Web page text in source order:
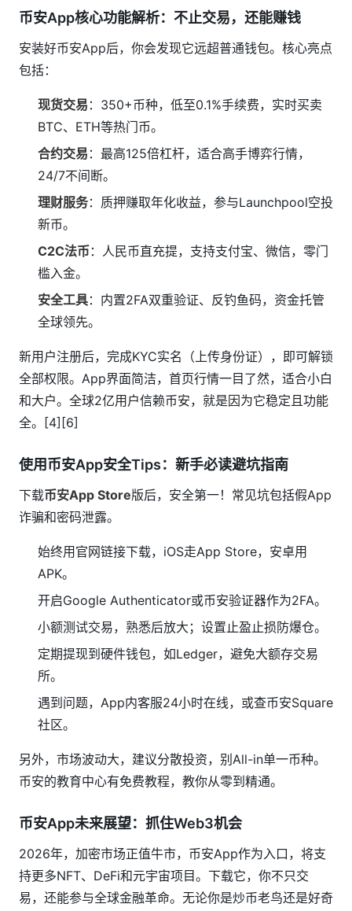
币安App核心功能解析：不止交易，还能赚钱
安装好币安App后，你会发现它远超普通钱包。核心亮点
包括：
现货交易 ：350+币种，低至0.1%手续费，实时买卖
BTC、ETH等热门币。
合约交易 ：最高125倍杠杆，适合高手博弈行情，
24/7不间断。
理财服务：质押赚取年化收益，参与Launchpool空投
新币。
C2C法币：人民币直充提，支持支付宝、微信，零门
槛入金。
安全工具：内置2FA双重验证、反钓鱼码，资金托管
全球领先。
新用户注册后，完成KYC实名（上传身份证），即可解锁
全部权限。App界面简洁，首页行情一目了然，适合小白
和大户。全球2亿用户信赖币安，就是因为它稳定且功能
全。[4][6]
使用币安App安全Tips：新手必读避坑指南
下载币安App Store版后，安全第一！常见坑包括假App
诈骗和密码泄露。
始终用官网链接下载，iOS走App Store，安卓用
APK。
开启Google Authenticator或币安验证器作为2FA。
小额测试交易，熟悉后放大；设置止盈止损防爆仓。
定期提现到硬件钱包，如Ledger，避免大额存交易
所。
遇到问题，App内客服24小时在线，或查币安Square
社区。
另外，市场波动大，建议分散投资，别All-in单一币种。
币安的教育中心有免费教程，教你从零到精通。
币安App未来展望：抓住Web3机会
2026年，加密市场正值牛市，币安App作为入口，将支
持更多NFT、DeFi和元宇宙项目。下载它，你不只交
易，还能参与全球金融革命。无论你是炒币老鸟还是好奇